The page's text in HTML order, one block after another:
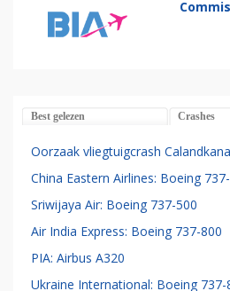
Best gelezen Crashes
Oorzaak vliegtuigcrash
China Eastern Airlines: Boeing
Sriwijaya Air: Boeing 737-500
Air India Express: Boeing 737-800
PIA: Airbus A320
Ukraine International: Boeing 737-